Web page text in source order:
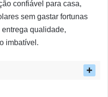
confiável para casa,
sem gastar fortunas
qualidade,
imbatível.